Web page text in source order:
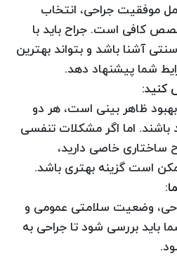
موفقیت جراحی، انتخاب
کافی است. جراح باید با
آشنا باشد و بتواند بهترین
شما پیشنهاد دهد.
کنید:
ظاهر بینی است، هر دو
اما اگر مشکلات تنفسی
ساختاری خاصی دارید،
است گزینه بهتری باشد.
:
وضعیت سلامتی عمومی و
باید بررسی شود تا جراحی به